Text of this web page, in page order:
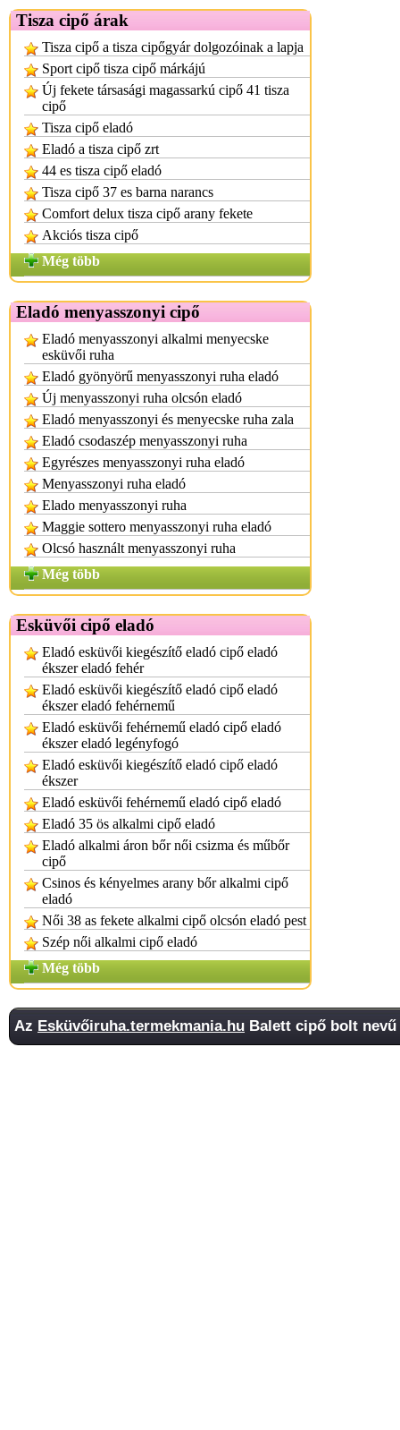
Tisza cipő árak
Tisza cipő a tisza cipőgyár dolgozóinak a lapja
Sport cipő tisza cipő márkájú
Új fekete társasági magassarkú cipő 41 tisza
cipő
Tisza cipő eladó
Eladó a tisza cipő zrt
44 es tisza cipő eladó
Tisza cipő 37 es barna narancs
Comfort delux tisza cipő arany fekete
Akciós tisza cipő
Még több
Eladó menyasszonyi cipő
Eladó menyasszonyi alkalmi menyecske
esküvői ruha
Eladó gyönyörű menyasszonyi ruha eladó
Új menyasszonyi ruha olcsón eladó
Eladó menyasszonyi és menyecske ruha zala
Eladó csodaszép menyasszonyi ruha
Egyrészes menyasszonyi ruha eladó
Menyasszonyi ruha eladó
Elado menyasszonyi ruha
Maggie sottero menyasszonyi ruha eladó
Olcsó használt menyasszonyi ruha
Még több
Esküvői cipő eladó
Eladó esküvői kiegészítő eladó cipő eladó
ékszer eladó fehér
Eladó esküvői kiegészítő eladó cipő eladó
ékszer eladó fehérnemű
Eladó esküvői fehérnemű eladó cipő eladó
ékszer eladó legényfogó
Eladó esküvői kiegészítő eladó cipő eladó
ékszer
Eladó esküvői fehérnemű eladó cipő eladó
Eladó 35 ös alkalmi cipő eladó
Eladó alkalmi áron bőr női csizma és műbőr
cipő
Csinos és kényelmes arany bőr alkalmi cipő
eladó
Női 38 as fekete alkalmi cipő olcsón eladó pest
Szép női alkalmi cipő eladó
Még több
Az Esküvőiruha.termekmania.hu Balett cipő bolt